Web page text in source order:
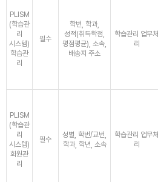
PLISM
(학습관
리
시스템)
학습관
리
필수
학번, 학과,
성적(취득학점,
평점평균), 소속,
배송지 주소
학습관리 업무처
리
PLISM
(학습관
리
시스템)
회원관
리
필수
성별, 학번/교번,
학과, 학년, 소속
학습관리 업무처
리